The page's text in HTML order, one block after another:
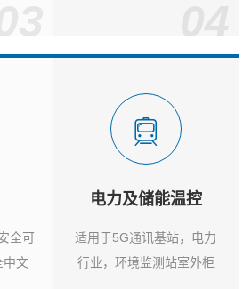
全可
中文
电力及储能温控
适用于5G通讯基站，电力
行业，环境监测站室外柜